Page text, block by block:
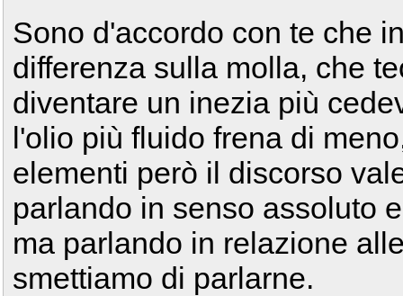
Sono d'accordo con te che
differenza sulla molla, che
diventare un inezia più
l'olio più fluido frena di
elementi però il discorso
parlando in senso assoluto
ma parlando in relazione
smettiamo di parlarne.